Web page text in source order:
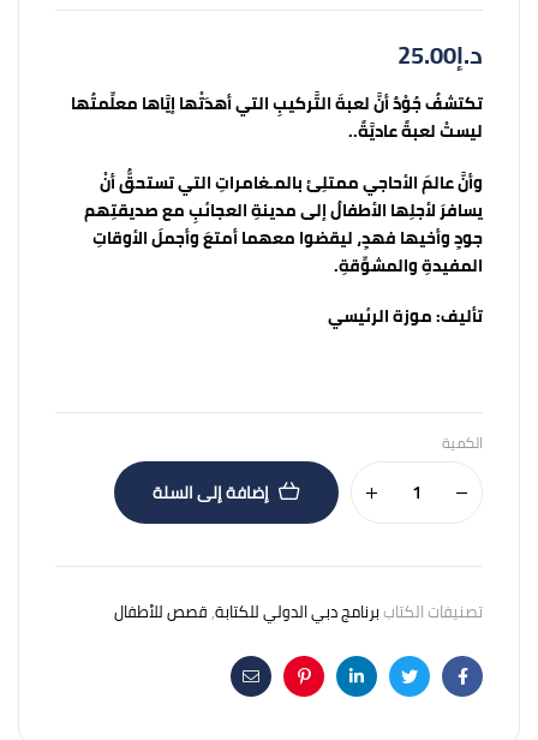
د.إ25.00
تكتشفُ جُوْدٌ أنَّ لعبةَ التَّركيبِ التي أهدَتْها إيَّاها معلِّمتُها
ليستْ لعبةً عاديَّةً..
وأنَّ عالمَ الأحاجي ممتلِئ بالمـغامراتِ التي تستحقُّ أنْ
يسافرَ لأجلِها الأطفالُ إلى مدينةِ العجائبِ مع صديقتِهم
جودٍ وأخيها فهدٍ، ليقضوا معهما أمتعَ وأجملَ الأوقاتِ
المفيدةِ والمشوِّقةِ.
تأليف:موزة الرئيسي
الكمية
إضافة إلى السلة
تصنيفات الكتاببرنامج دبي الدولي للكتابة,قصص للأطفال
Facebook
Twitter
Linkedin
Pinterest
Email